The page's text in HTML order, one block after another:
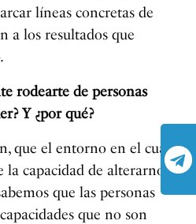
líneas concretas de
a los resultados que
rodearte de personas
Y ¿por qué?
que el entorno en el cual
la capacidad de alterarnos a
que las personas
que no son